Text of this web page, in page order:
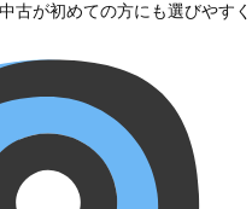
古が初めての方にも選びやす